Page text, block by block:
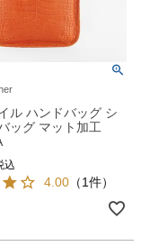
ル ハンドバッグ シ
ッグ マット加工
込
4.00 （1件）